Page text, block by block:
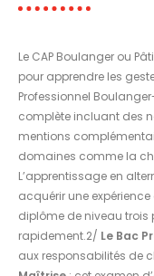
Le CAP Boulanger ou
pour apprendre les
Professionnel
complète incluant des
mentions
domaines comme la
L’apprentissage en
acquérir une
diplôme de niveau trois
rapidement.2/ Le Bac
aux responsabilités de